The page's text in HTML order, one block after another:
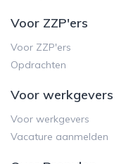
Voor ZZP'ers
Voor ZZP'ers
Opdrachten
Voor werkgevers
Voor werkgevers
Vacature aanmelden